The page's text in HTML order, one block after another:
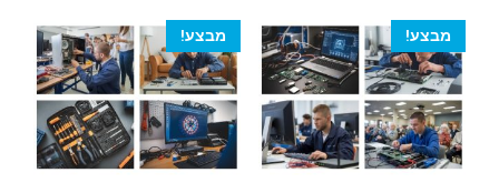
460.00 ₪.
300.00 ₪.
מבצע! מבצע!